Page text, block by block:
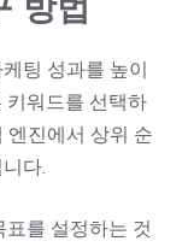
팅 성과를 높이
키워드를 선택하
엔진에서 상위 순
다.
를 설정하는 것